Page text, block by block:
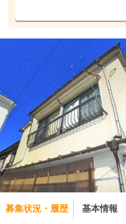
募集状況・履歴 基本情報